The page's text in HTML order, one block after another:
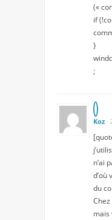
(«
if
}
;
Koz
n’ai
d’où
du
mais